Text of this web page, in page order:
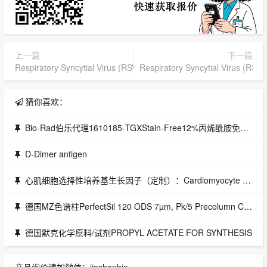
上一篇
Respiratory Syncytial Virus (RSV) Antibody
下一篇
Respiratory Syncytial Virus
猜你喜欢：
Bio-Rad伯乐代理1610185-TGXStain-Free12%丙烯酰胺免染制胶试伯乐Bio-Rad
D-Dimer antigen
心肌细胞选择性培养基生长因子（定制）：Cardiomyocyte Selective Medium Growth Supplement规 格：10 mL货 号：5962
德国MZ色谱柱PerfectSil 120 ODS 7µm, Pk/5 Precolumn Cartridges 5 x 3.0mm
德国默克化学原料/试剂PROPYL ACETATE FOR SYNTHESIS